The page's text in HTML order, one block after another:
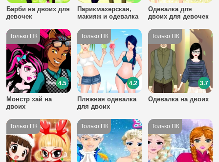
Барби на двоих для
девочек
Парикмахерская,
макияж и одевалка
Одевалка для
двоих для девочек
Монстр хай на
двоих
4.5
Пляжная одевалка
для двоих
4.2
Одевалка на двоих
3.7